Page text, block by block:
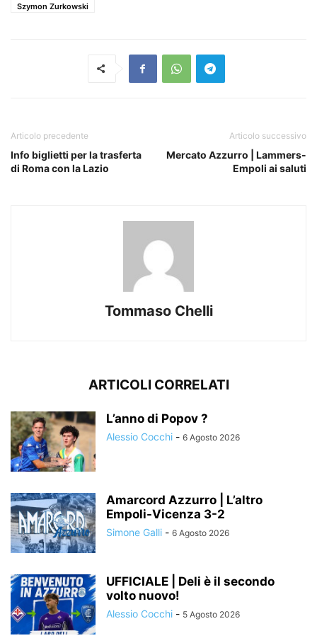
Szymon Zurkowski
Articolo precedente
Info biglietti per la trasferta
di Roma con la Lazio
Articolo successivo
Mercato Azzurro | Lammers-
Empoli ai saluti
Tommaso Chelli
ARTICOLI CORRELATI
L’anno di Popov ?
Alessio Cocchi - 6 Agosto 2026
Amarcord Azzurro | L’altro
Empoli-Vicenza 3-2
Simone Galli - 6 Agosto 2026
UFFICIALE | Deli è il secondo
volto nuovo!
Alessio Cocchi - 5 Agosto 2026